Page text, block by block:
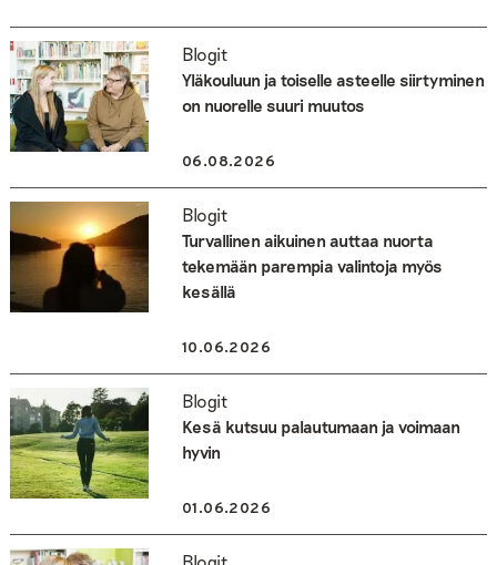
Blogit
Yläkouluun ja toiselle asteelle siirtyminen
on nuorelle suuri muutos
06.08.2026
Blogit
Turvallinen aikuinen auttaa nuorta
tekemään parempia valintoja myös
kesällä
10.06.2026
Blogit
Kesä kutsuu palautumaan ja voimaan
hyvin
01.06.2026